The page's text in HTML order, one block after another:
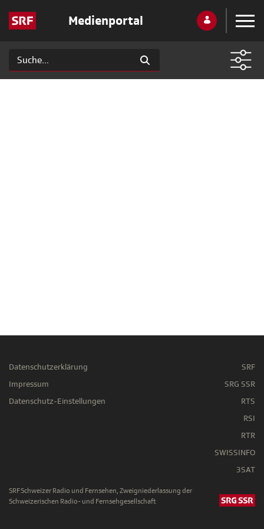
Medienportal
Datenschutzerklärung
Impressum
Datenschutz-Einstellungen
SRF
SRG SSR
RTS
RSI
RTR
SWISSINFO
3SAT
SRF Schweizer Radio und Fernsehen, Zweigniederlassung der
Schweizerischen Radio- und Fernsehgesellschaft